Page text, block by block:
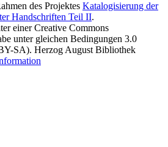
des Projektes Katalogisierung der
Handschriften Teil II.
einer Creative Commons
unter gleichen Bedingungen 3.0
SA). Herzog August Bibliothek